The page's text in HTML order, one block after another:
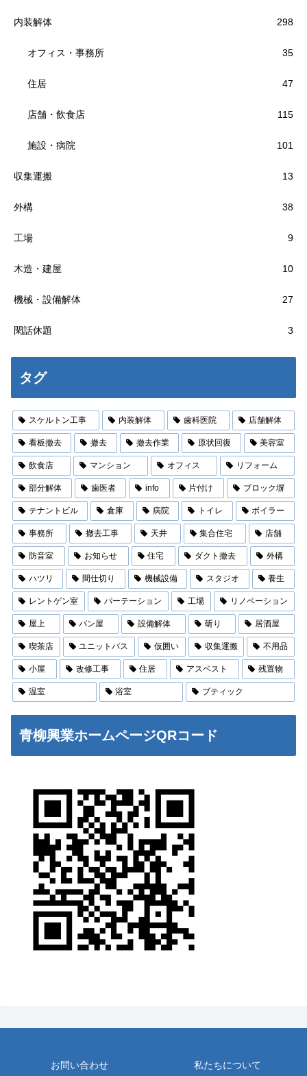
内装解体 298
オフィス・事務所 35
住居 47
店舗・飲食店 115
施設・病院 101
収集運搬 13
外構 38
工場 9
木造・建屋 10
機械・設備解体 27
閑話休題 3
タグ
スケルトン工事 内装解体 歯科医院 店舗解体
看板撤去 撤去 撤去作業 原状回復 美容室
飲食店 マンション オフィス リフォーム
部分解体 歯医者 info 片付け ブロック塀
テナントビル 倉庫 病院 トイレ ボイラー
事務所 撤去工事 天井 集合住宅 店舗
防音室 お知らせ 住宅 ダクト撤去 外構
ハツリ 間仕切り 機械設備 スタジオ 養生
レントゲン室 パーテーション 工場 リノベーション
屋上 パン屋 設備解体 斫り 居酒屋
喫茶店 ユニットバス 仮囲い 収集運搬 不用品
小屋 改修工事 住居 アスベスト 残置物
温室 浴室 ブティック
青柳興業ホームページQRコード
お問い合わせ 私たちについて